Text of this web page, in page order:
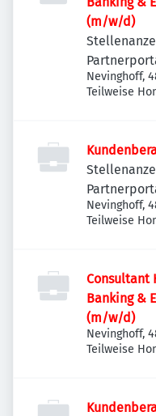
(m/w/d)
Nevinghoff,
Teilweise
Nevinghoff,
Teilweise
Consultant
Banking &
(m/w/d)
Nevinghoff,
Teilweise